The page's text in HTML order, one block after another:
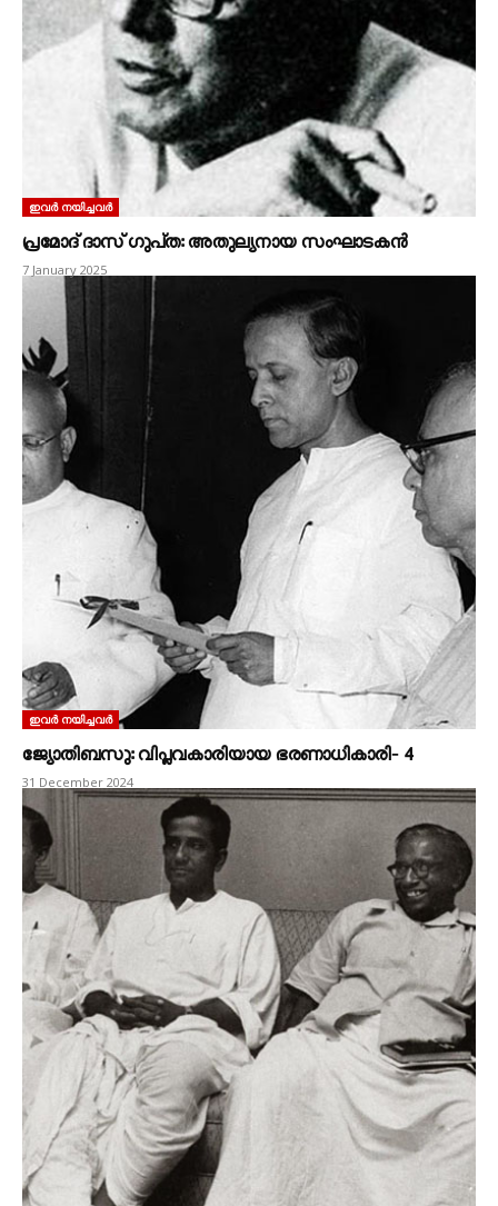
ഇവർ നയിച്ചവർ
പ്രമോദ്‌ ദാസ്‌ ഗുപ്‌ത: അതുല്യനായ സംഘാടകൻ
7 January 2025
ഇവർ നയിച്ചവർ
ജ്യോതിബസു: വിപ്ലവകാരിയായ ഭരണാധികാരി‐ 4
31 December 2024